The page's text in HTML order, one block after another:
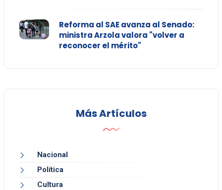
Reforma al SAE avanza al Senado:
ministra Arzola valora "volver a
reconocer el mérito"
Más Artículos
Nacional
Política
Cultura